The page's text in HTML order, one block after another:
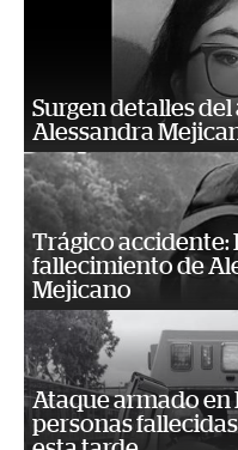
Surgen detalles
Alessandra
Trágico accidente:
fallecimiento de
Mejicano
Ataque armado en
personas